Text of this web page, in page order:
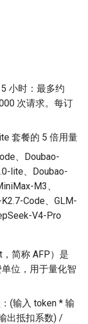
小时：最多约
次请求。每订
套餐的 5 倍用量
、Doubao-
lite、Doubao-
M3、
Code、GLM-
V4-Pro
简称 AFP）是
位，用于量化智
(输入 token * 输
出抵扣系数) /